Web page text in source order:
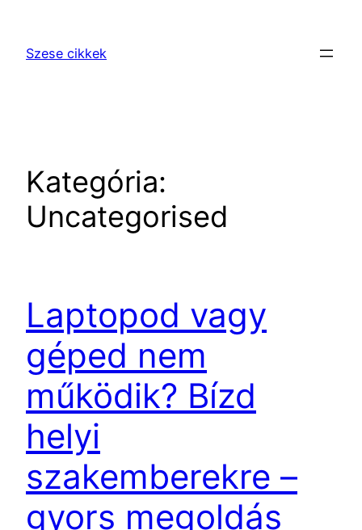
tartalomhoz
Szese cikkek
Kategória:
Uncategorised
Laptopod vagy
géped nem
működik? Bízd
helyi
szakemberekre –
gyors megoldás